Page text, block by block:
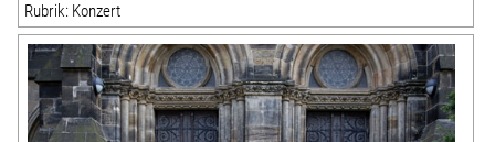
Rubrik: Konzert